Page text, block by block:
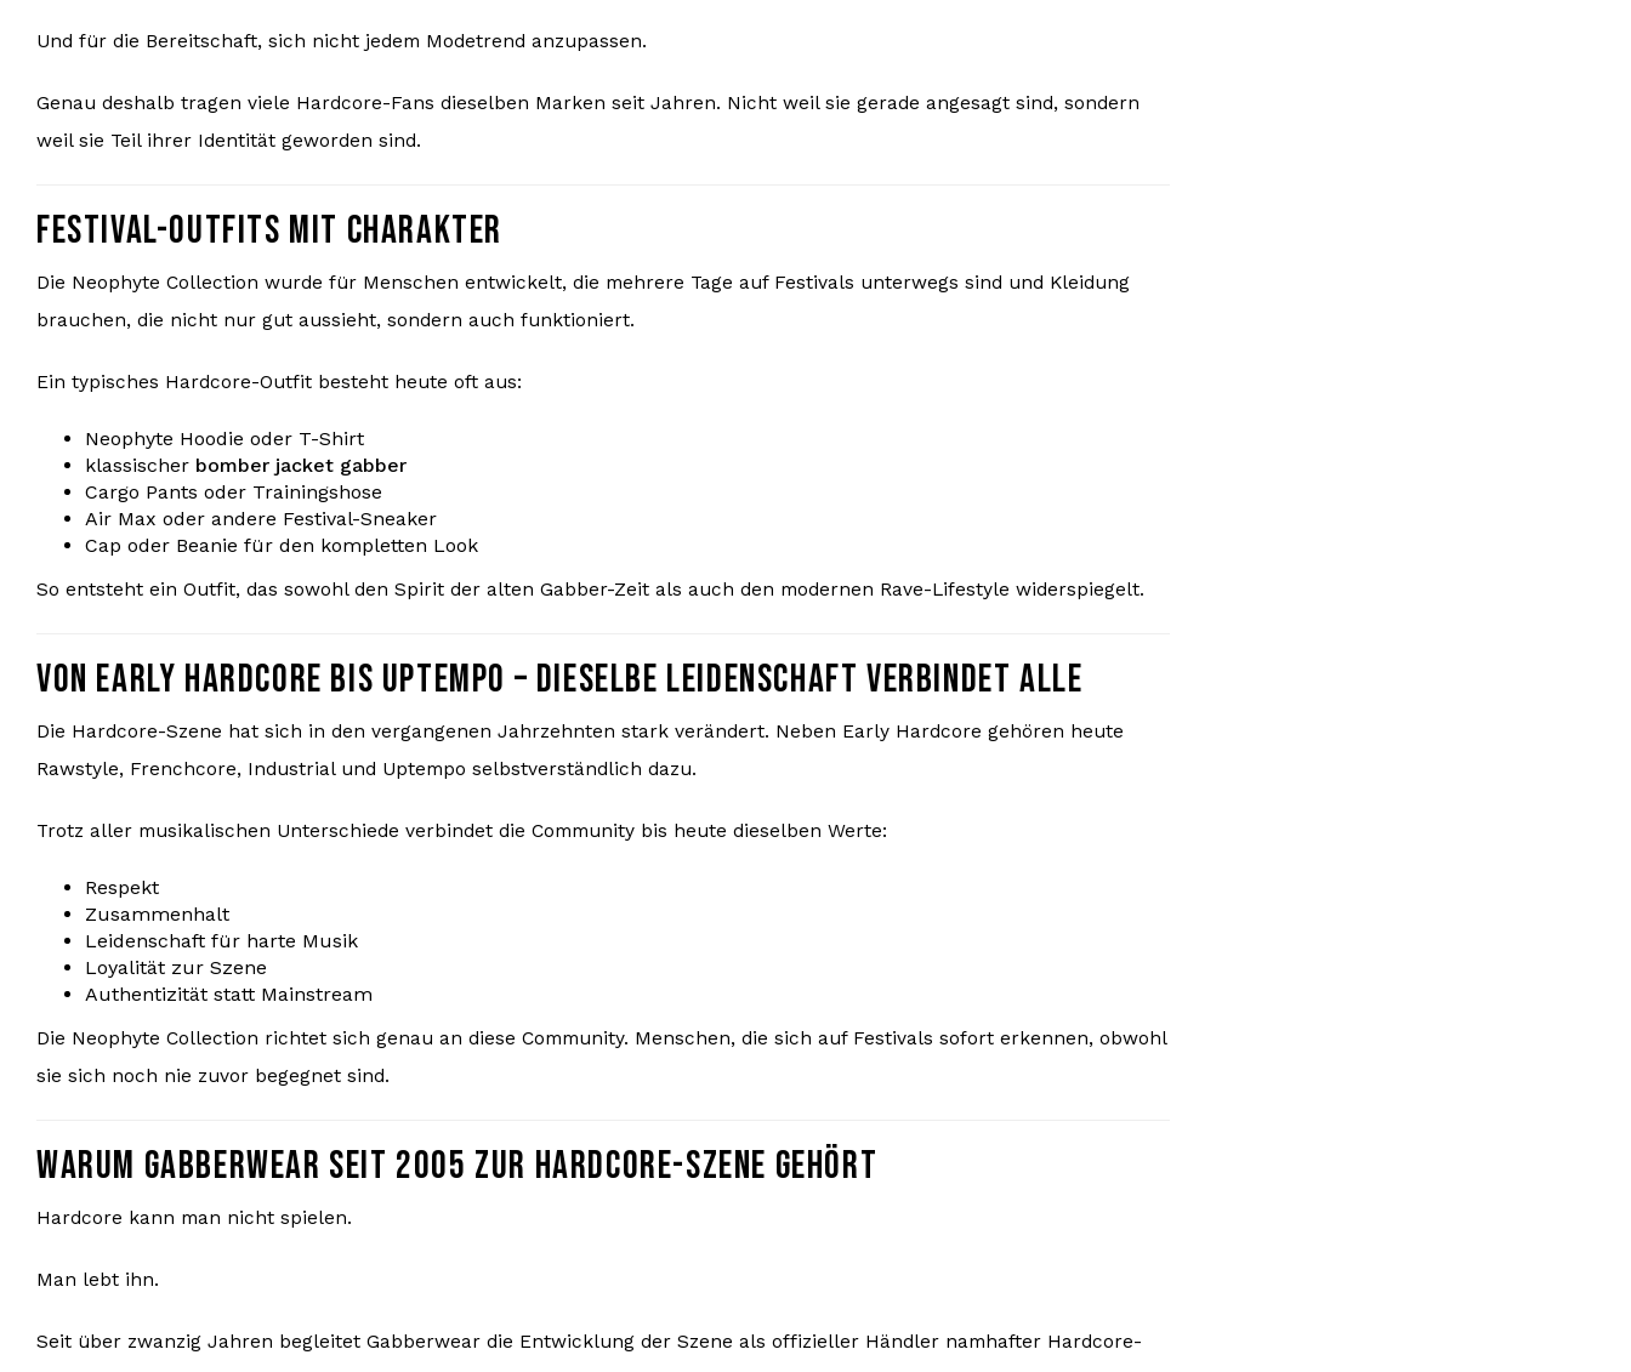
Und für die Bereitschaft, sich nicht jedem Modetrend anzupassen.
Genau deshalb tragen viele Hardcore-Fans dieselben Marken seit Jahren. Nicht weil sie gerade angesagt sind, sondern
weil sie Teil ihrer Identität geworden sind.
FESTIVAL-OUTFITS MIT CHARAKTER
Die Neophyte Collection wurde für Menschen entwickelt, die mehrere Tage auf Festivals unterwegs sind und Kleidung
brauchen, die nicht nur gut aussieht, sondern auch funktioniert.
Ein typisches Hardcore-Outfit besteht heute oft aus:
Neophyte Hoodie oder T-Shirt
klassischer bomber jacket gabber
Cargo Pants oder Trainingshose
Air Max oder andere Festival-Sneaker
Cap oder Beanie für den kompletten Look
So entsteht ein Outfit, das sowohl den Spirit der alten Gabber-Zeit als auch den modernen Rave-Lifestyle widerspiegelt.
VON EARLY HARDCORE BIS UPTEMPO – DIESELBE LEIDENSCHAFT VERBINDET ALLE
Die Hardcore-Szene hat sich in den vergangenen Jahrzehnten stark verändert. Neben Early Hardcore gehören heute
Rawstyle, Frenchcore, Industrial und Uptempo selbstverständlich dazu.
Trotz aller musikalischen Unterschiede verbindet die Community bis heute dieselben Werte:
Respekt
Zusammenhalt
Leidenschaft für harte Musik
Loyalität zur Szene
Authentizität statt Mainstream
Die Neophyte Collection richtet sich genau an diese Community. Menschen, die sich auf Festivals sofort erkennen, obwohl
sie sich noch nie zuvor begegnet sind.
WARUM GABBERWEAR SEIT 2005 ZUR HARDCORE-SZENE GEHÖRT
Hardcore kann man nicht spielen.
Man lebt ihn.
Seit über zwanzig Jahren begleitet Gabberwear die Entwicklung der Szene als offizieller Händler namhafter Hardcore-